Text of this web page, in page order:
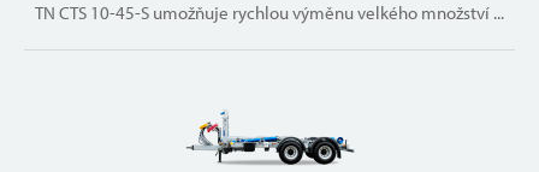
TN CTS 10-45-S umožňuje rychlou výměnu velkého množství ...